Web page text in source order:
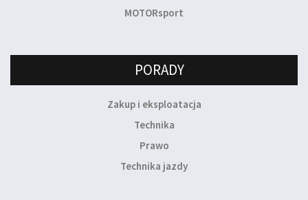
MOTORsport
PORADY
Zakup i eksploatacja
Technika
Prawo
Technika jazdy